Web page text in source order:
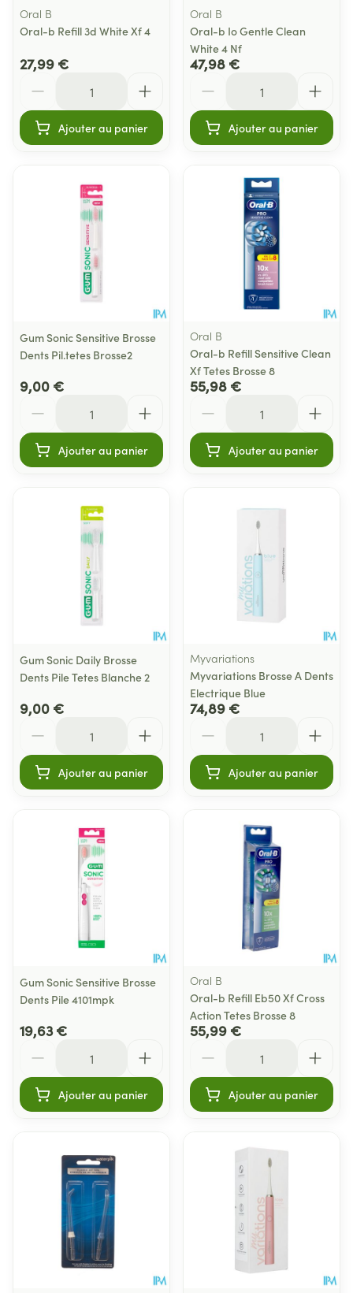
Oral B
Oral-b Refill 3d White Xf 4
27,99 €
Ajouter au panier
Oral B
Oral-b Io Gentle Clean
White 4 Nf
47,98 €
Ajouter au panier
Gum Sonic Sensitive Brosse
Dents Pil.tetes Brosse2
9,00 €
Ajouter au panier
Oral B
Oral-b Refill Sensitive Clean
Xf Tetes Brosse 8
55,98 €
Ajouter au panier
Gum Sonic Daily Brosse
Dents Pile Tetes Blanche 2
9,00 €
Ajouter au panier
Myvariations
Myvariations Brosse A Dents
Electrique Blue
74,89 €
Ajouter au panier
Gum Sonic Sensitive Brosse
Dents Pile 4101mpk
19,63 €
Ajouter au panier
Oral B
Oral-b Refill Eb50 Xf Cross
Action Tetes Brosse 8
55,99 €
Ajouter au panier